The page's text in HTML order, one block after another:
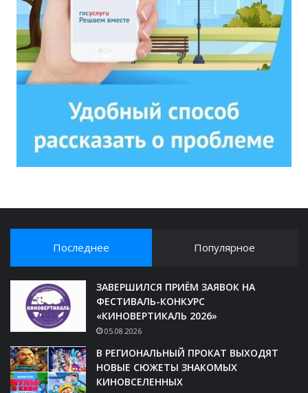
Последнее Популярное
ЗАВЕРШИЛСЯ ПРИЁМ ЗАЯВОК НА
ФЕСТИВАЛЬ-КОНКУРС
«КИНОВЕРТИКАЛЬ 2026»
05.08.2026
В РЕГИОНАЛЬНЫЙ ПРОКАТ ВЫХОДЯТ
НОВЫЕ СЮЖЕТЫ ЗНАКОМЫХ
КИНОВСЕЛЕННЫХ